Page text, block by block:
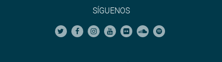
SÍGUENOS